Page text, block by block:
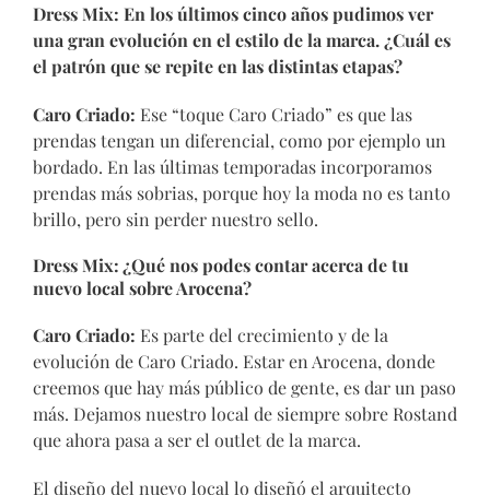
Dress Mix: En los últimos cinco años pudimos ver
una gran evolución en el estilo de la marca. ¿Cuál es
el patrón que se repite en las distintas etapas?
Caro Criado: Ese “toque Caro Criado” es que las
prendas tengan un diferencial, como por ejemplo un
bordado. En las últimas temporadas incorporamos
prendas más sobrias, porque hoy la moda no es tanto
brillo, pero sin perder nuestro sello.
Dress Mix: ¿Qué nos podes contar acerca de tu
nuevo local sobre Arocena?
Caro Criado: Es parte del crecimiento y de la
evolución de Caro Criado. Estar en Arocena, donde
creemos que hay más público de gente, es dar un paso
más. Dejamos nuestro local de siempre sobre Rostand
que ahora pasa a ser el outlet de la marca.
El diseño del nuevo local lo diseñó el arquitecto